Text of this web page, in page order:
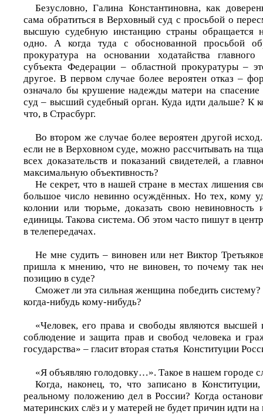
Безусловно, Галина Константиновна, как
сама обратиться в Верховный суд с просьбой о
высшую судебную инстанцию страны обращается
одно. А когда туда с обоснованной просьбой
прокуратура на основании ходатайства
субъекта Федерации – областной прокуратуры –
другое. В первом случае более вероятен отказ –
означало бы крушение надежды матери на
суд – высший судебный орган. Куда идти дальше? К
что, в Страсбург.
Во втором же случае более вероятен другой
если не в Верховном суде, можно рассчитывать на
всех доказательств и показаний свидетелей, а
максимальную объективность?
Не секрет, что в нашей стране в местах лишения
большое число невинно осуждённых. Но тех, кому
колонии или тюрьме, доказать свою
единицы. Такова система. Об этом часто пишут в
в телепередачах.
Не мне судить – виновен или нет Виктор
пришла к мнению, что не виновен, то почему так
позицию в суде?
Сможет ли эта сильная женщина победить
когда-нибудь кому-нибудь?
«Человек, его права и свободы являются высшей
соблюдение и защита прав и свобод человека и
государства» – гласит вторая статья Конституции
«Я объявляю голодовку…». Такое в нашем городе
Когда, наконец, то, что записано в Конституции,
реальному положению дел в России? Когда
материнских слёз и у матерей не будет причин идти